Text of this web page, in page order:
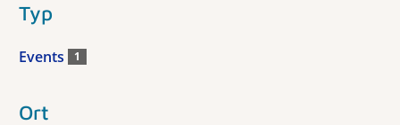
Typ
Events 1
Ort